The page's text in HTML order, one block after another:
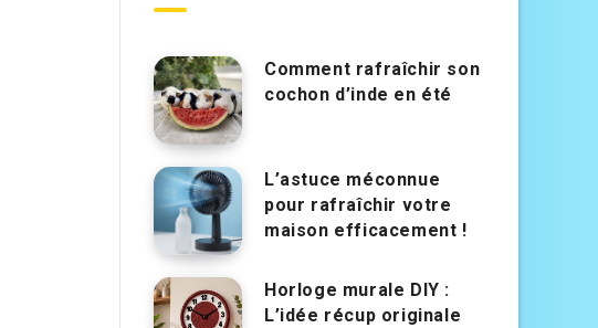
Comment rafraîchir son
cochon d’inde en été
L’astuce méconnue
pour rafraîchir votre
maison efficacement !
Horloge murale DIY :
L’idée récup originale